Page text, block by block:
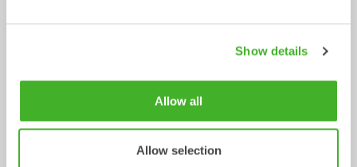
Show details
Allow all
Allow selection